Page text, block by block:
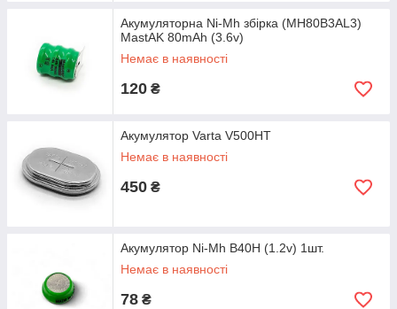
Акумуляторна Ni-Mh збірка (MH80B3AL3)
MastAK 80mAh (3.6v)
Немає в наявності
120 ₴
Акумулятор Varta V500HT
Немає в наявності
450 ₴
Акумулятор Ni-Mh B40H (1.2v) 1шт.
Немає в наявності
78 ₴